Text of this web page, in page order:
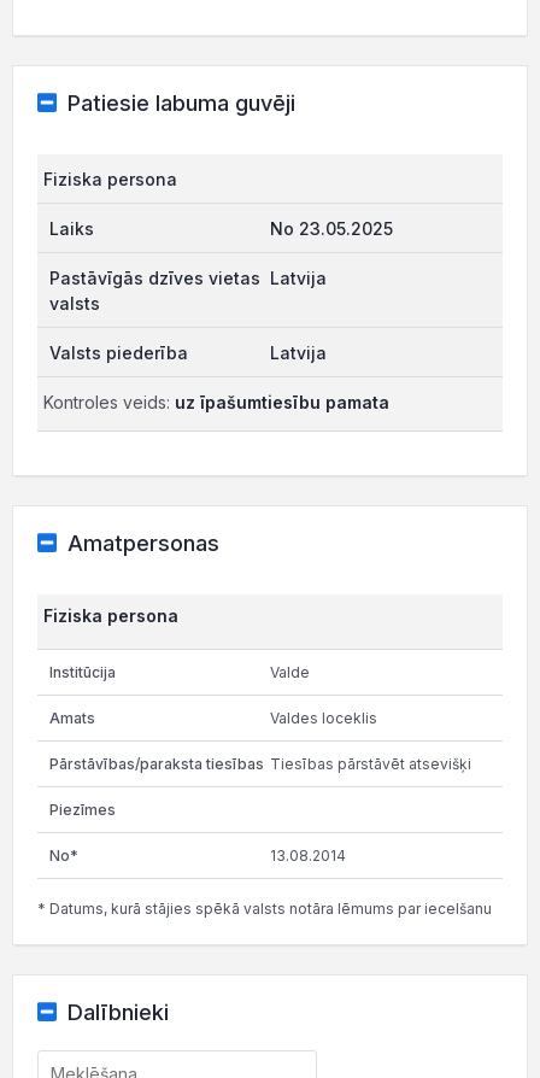
Patiesie labuma guvēji
Fiziska persona
No 23.05.2025
Latvija
Latvija
Kontroles veids: uz īpašumtiesību pamata
Amatpersonas
Fiziska persona
Valde
Valdes loceklis
Tiesības pārstāvēt atsevišķi
13.08.2014
* Datums, kurā stājies spēkā valsts notāra lēmums par iecelšanu
Dalībnieki